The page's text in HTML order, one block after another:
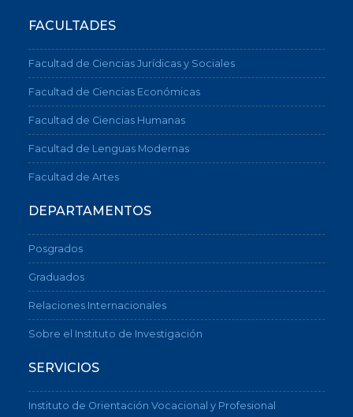
FACULTADES
Facultad de Ciencias Jurídicas y Sociales
Facultad de Ciencias Económicas
Facultad de Ciencias Humanas
Facultad de Lenguas Modernas
Facultad de Artes
DEPARTAMENTOS
Posgrados
Graduados
Relaciones Internacionales
Sobre el Instituto de Investigación
SERVICIOS
Instituto de Orientación Vocacional y Profesional